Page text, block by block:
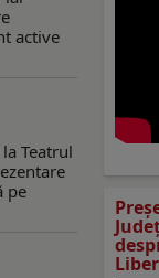
active
Teatrul
pe